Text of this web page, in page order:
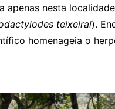
apenas nesta
teixeirai).
homenageia o